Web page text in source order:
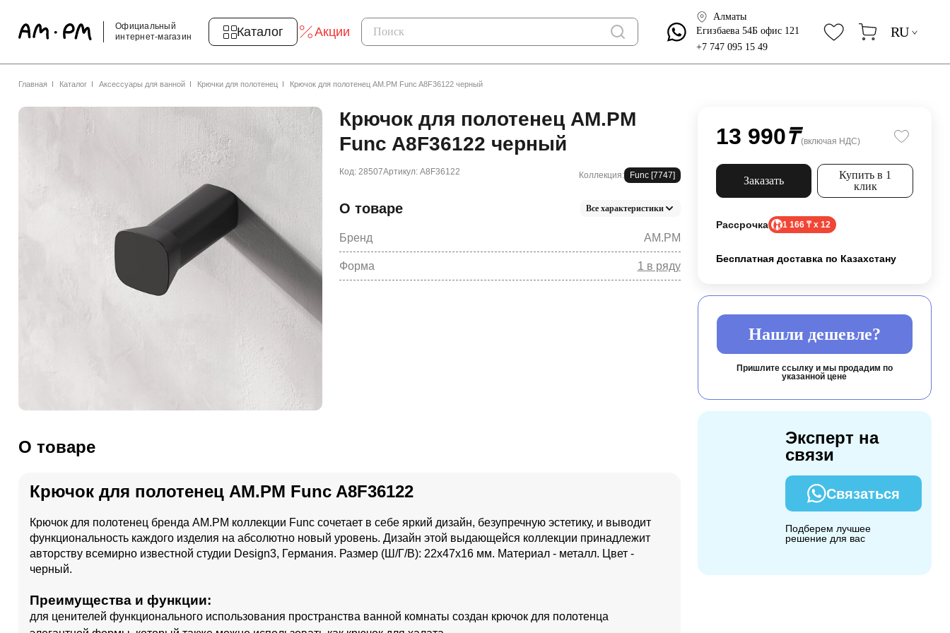
Официальный
интернет-магазин
Каталог Акции
Алматы
Егизбаева 54Б офис 121
+7 747 095 15 49
RU
Главная Каталог Аксессуары для ванной Крючки для полотенец Крючок для полотенец AM.PM Func A8F36122 черный
Крючок для полотенец AM.PM
Func A8F36122 черный
Код: 28507Артикул: A8F36122 Коллекция: Func [7747]
О товаре Все характеристики
Бренд AM.PM
Форма 1 в ряду
13 990₸ (включая НДС)
Заказать
Купить в 1
клик
Рассрочка 1 166 ₸ x 12
Бесплатная доставка по Казахстану
Нашли дешевле?
Пришлите ссылку и мы продадим по
указанной цене
Эксперт на
связи
Связаться
Подберем лучшее
решение для вас
О товаре
Крючок для полотенец AM.PM Func A8F36122
Крючок для полотенец бренда AM.PM коллекции Func сочетает в себе яркий дизайн, безупречную эстетику, и выводит
функциональность каждого изделия на абсолютно новый уровень. Дизайн этой выдающейся коллекции принадлежит
авторству всемирно известной студии Design3, Германия. Размер (Ш/Г/В): 22x47x16 мм. Материал - металл. Цвет -
черный.
Преимущества и функции:
для ценителей функционального использования пространства ванной комнаты создан крючок для полотенца